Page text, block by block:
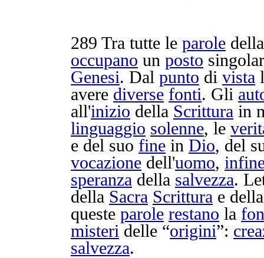
289 Tra tutte le parole
occupano un posto
Genesi. Dal punto di vista
avere diverse fonti. Gli
all'inizio della Scrittura in
linguaggio solenne, le
e del suo fine in Dio, del
vocazione dell'uomo,
speranza della salvezza.
della Sacra Scrittura e
queste parole restano la
misteri delle “origini”:
salvezza.